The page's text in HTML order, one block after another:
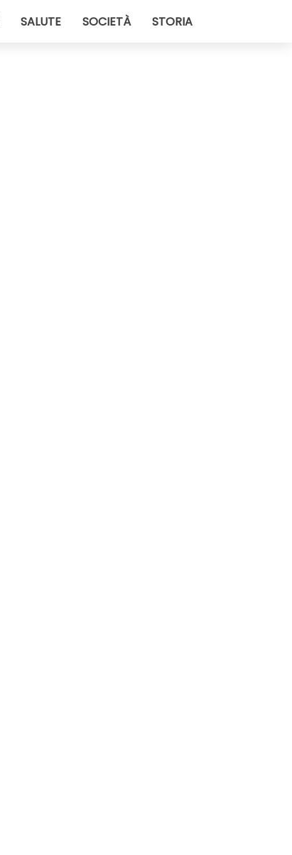
SALUTE SOCIETÀ STORIA